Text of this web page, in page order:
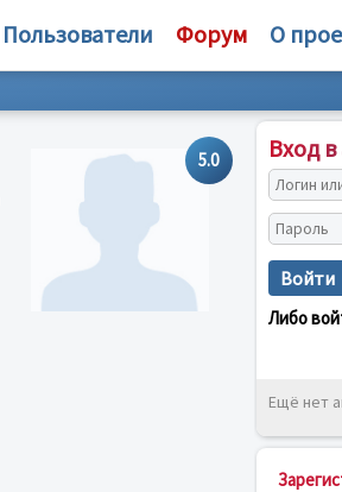
Пользователи Форум О
5.0 Вход
Войти
Либо
Ещё нет